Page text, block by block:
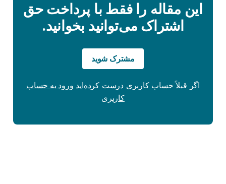
این مقاله را فقط با پرداخت حق
اشتراک می‌توانید بخوانید.
مشترک شوید
اگر قبلاً حساب کاربری درست کرده‌اید ورود به حساب
کاربری